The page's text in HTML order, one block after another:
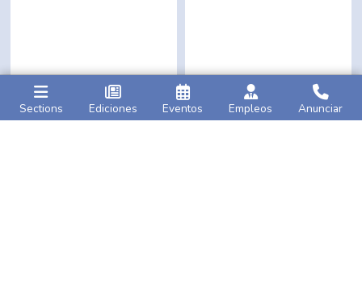
Sections Ediciones Eventos Empleos Anunciar